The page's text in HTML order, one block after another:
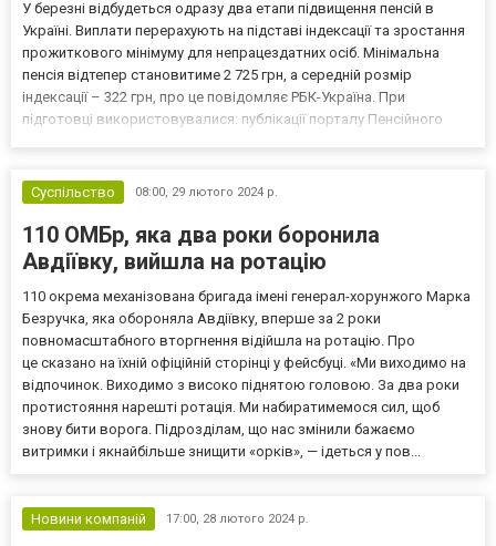
У березні відбудеться одразу два етапи підвищення пенсій в
Україні. Виплати перерахують на підставі індексації та зростання
прожиткового мінімуму для непрацездатних осіб. Мінімальна
пенсія відтепер становитиме 2 725 грн, а середній розмір
індексації – 322 грн, про це повідомляє РБК-Україна. При
підготовці використовувалися: публікації порталу Пенсійного
Суспільство
08:00, 29 лютого 2024 р.
110 ОМБр, яка два роки боронила
Авдіївку, вийшла на ротацію
110 окрема механізована бригада імені генерал-хорунжого Марка
Безручка, яка обороняла Авдіївку, вперше за 2 роки
повномасштабного вторгнення відійшла на ротацію. Про
це сказано на їхній офіційній сторінці у фейсбуці. «Ми виходимо на
відпочинок. Виходимо з високо піднятою головою. За два роки
протистояння нарешті ротація. Ми набиратимемося сил, щоб
знову бити ворога. Підрозділам, що нас змінили бажаємо
витримки і якнайбільше знищити «орків», — ідеться у пов...
Новини компаній 17:00, 28 лютого 2024 р.